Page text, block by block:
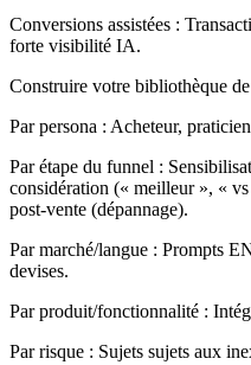
Conversions assistées :
forte visibilité IA.
Construire votre bibliothèque
Par persona : Acheteur,
Par étape du funnel :
considération (« meilleur », «
post-vente (dépannage).
Par marché/langue : Prompts
devises.
Par produit/fonctionnalité :
Par risque : Sujets sujets aux